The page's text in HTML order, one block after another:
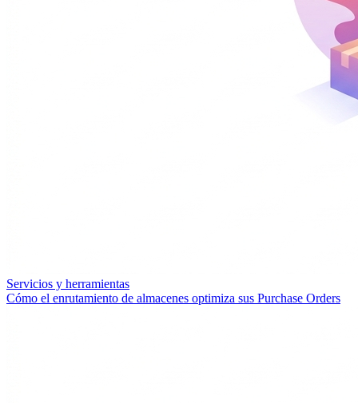
Servicios y herramientas
Cómo el enrutamiento de almacenes optimiza sus Purchase Orders